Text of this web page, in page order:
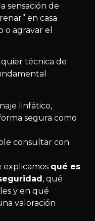
sensación de
en casa
agravar el
técnica de
linfático,
segura como
consultar con
explicamos qué es
, qué
y en qué
valoración